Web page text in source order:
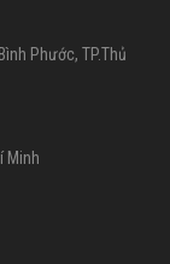
Phước, TP.Thủ
Minh